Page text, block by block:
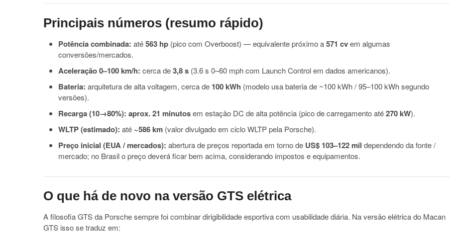
Principais números (resumo rápido)
Potência combinada: até563 hp (pico com Overboost) — equivalente próximo a571 cvem algumas
conversões/mercados.
Aceleração 0–100 km/h: cerca de3,8 s (3.6 s 0–60 mph com Launch Control em dados americanos).
Bateria: arquitetura de alta voltagem, cerca de 100 kWh (modelo usa bateria de ~100 kWh / 95–100 kWh segundo
versões).
Recarga (10→80%): aprox. 21 minutosem estação DC de alta potência (pico de carregamento até270 kW).
WLTP (estimado): até ~586 km (valor divulgado em ciclo WLTP pela Porsche).
Preço inicial (EUA / mercados): abertura de preços reportada em torno de US$ 103–122 mil dependendo da fonte /
mercado; no Brasil o preço deverá ficar bem acima, considerando impostos e equipamentos.
O que há de novo na versão GTS elétrica
A filosofia GTS da Porsche sempre foi combinar dirigibilidade esportiva com usabilidade diária. Na versão elétrica do Macan
GTS isso se traduz em: